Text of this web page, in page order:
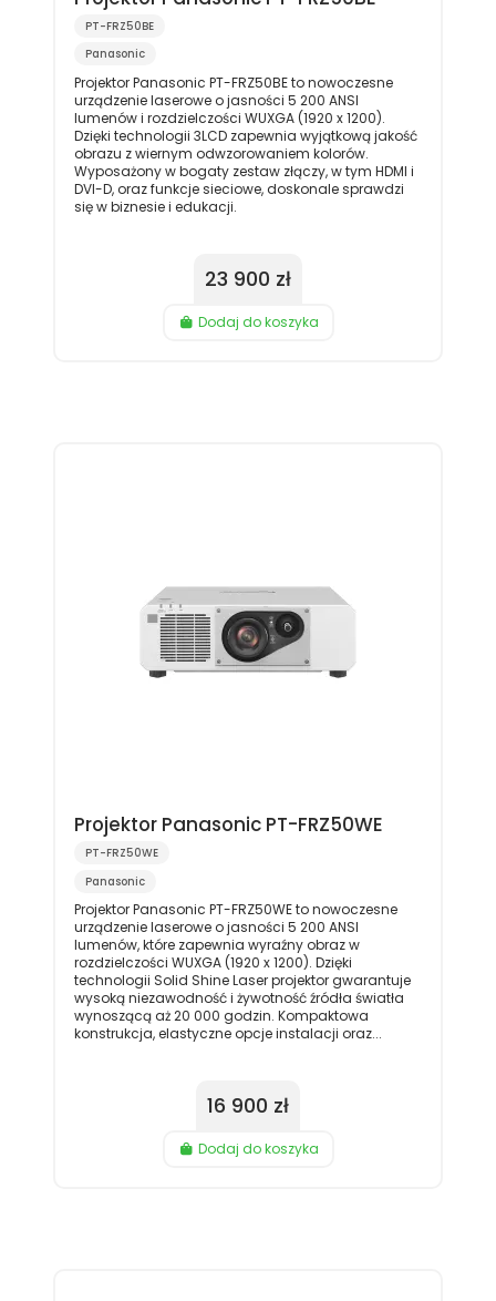
PT-FRZ50BE
Panasonic
Projektor Panasonic PT-FRZ50BE to nowoczesne
urządzenie laserowe o jasności 5 200 ANSI
lumenów i rozdzielczości WUXGA (1920 x 1200).
Dzięki technologii 3LCD zapewnia wyjątkową jakość
obrazu z wiernym odwzorowaniem kolorów.
Wyposażony w bogaty zestaw złączy, w tym HDMI i
DVI-D, oraz funkcje sieciowe, doskonale sprawdzi
się w biznesie i edukacji.
23 900 zł
Dodaj do koszyka
Projektor Panasonic PT-FRZ50WE
PT-FRZ50WE
Panasonic
Projektor Panasonic PT-FRZ50WE to nowoczesne
urządzenie laserowe o jasności 5 200 ANSI
lumenów, które zapewnia wyraźny obraz w
rozdzielczości WUXGA (1920 x 1200). Dzięki
technologii Solid Shine Laser projektor gwarantuje
wysoką niezawodność i żywotność źródła światła
wynoszącą aż 20 000 godzin. Kompaktowa
konstrukcja, elastyczne opcje instalacji oraz...
16 900 zł
Dodaj do koszyka